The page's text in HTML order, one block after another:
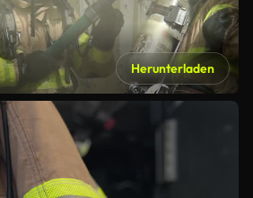
Herunterladen